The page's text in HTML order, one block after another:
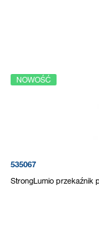
NOWOŚĆ
535067
StrongLumio przekaźnik